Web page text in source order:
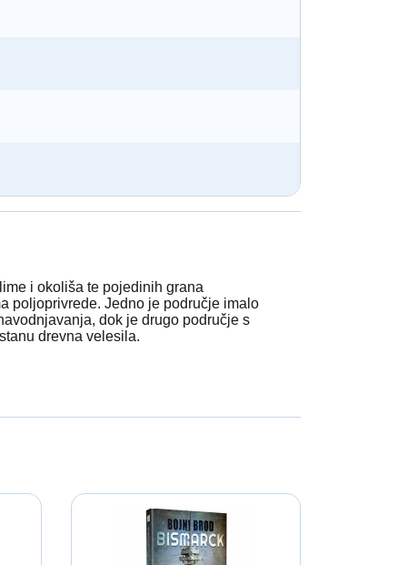
i okoliša te pojedinih grana
poljoprivrede. Jedno je područje imalo
dok je drugo područje s
drevna velesila.